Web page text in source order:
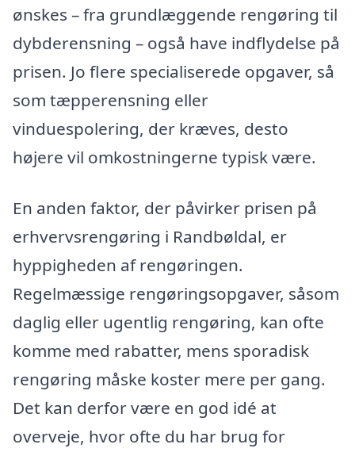
ønskes – fra grundlæggende rengøring til
dybderensning – også have indflydelse på
prisen. Jo flere specialiserede opgaver, så
som tæpperensning eller
vinduespolering, der kræves, desto
højere vil omkostningerne typisk være.
En anden faktor, der påvirker prisen på
erhvervsrengøring i Randbøldal, er
hyppigheden af rengøringen.
Regelmæssige rengøringsopgaver, såsom
daglig eller ugentlig rengøring, kan ofte
komme med rabatter, mens sporadisk
rengøring måske koster mere per gang.
Det kan derfor være en god idé at
overveje, hvor ofte du har brug for